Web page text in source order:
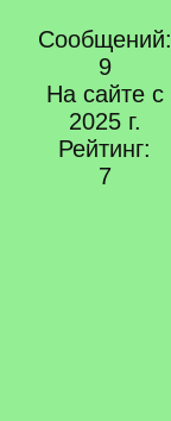
Сообщений:
9
На сайте с
2025 г.
Рейтинг:
7